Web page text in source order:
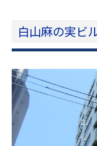
白山麻の実ビ